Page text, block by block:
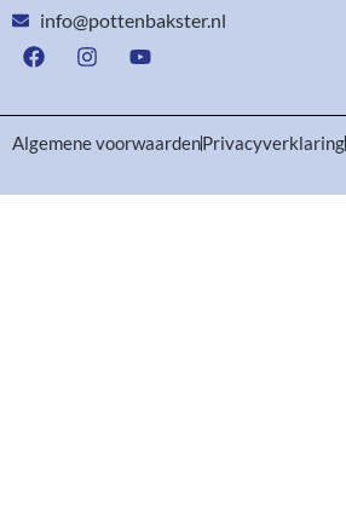
info@pottenbakster.nl
Algemene voorwaardenPrivacyverklaring